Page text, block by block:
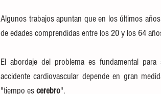
Algunos trabajos apuntan que en los últimos años
de edades comprendidas entre los 20 y los 64
El abordaje del problema es fundamental
accidente cardiovascular depende en gran
"tiempo es cerebro".